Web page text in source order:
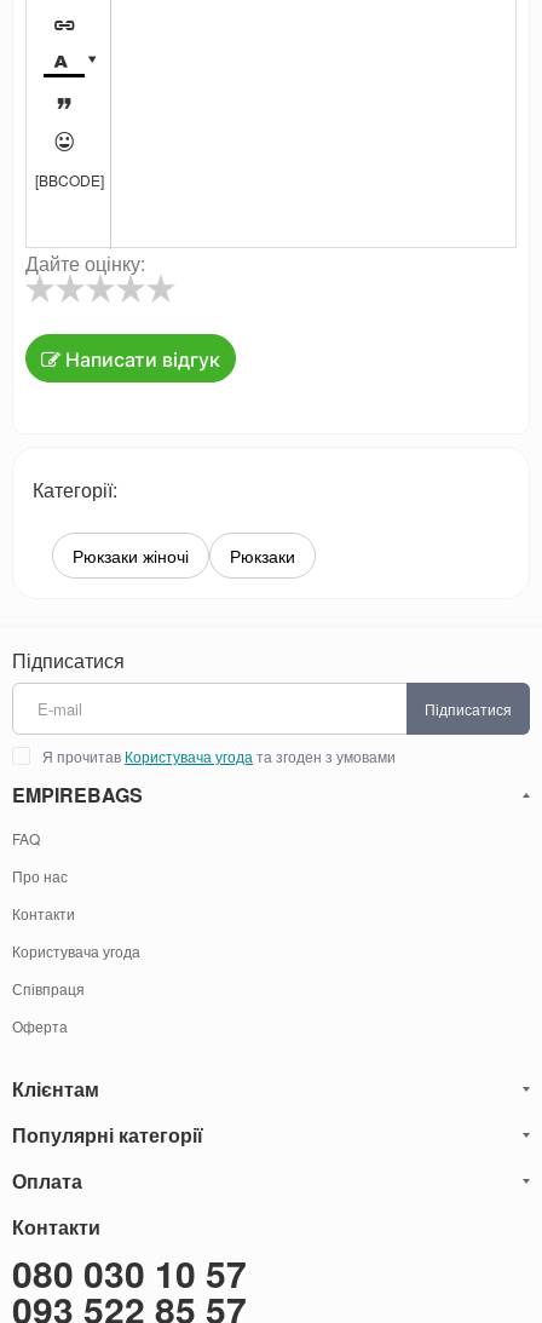





[BBCODE]
Дайте оцінку:
Написати відгук
Категорії:
Рюкзаки жіночі Рюкзаки
Підписатися
Підписатися
Я прочитав Користувача угода та згоден з умовами
EMPIREBAGS
FAQ
Про нас
Контакти
Користувача угода
Співпраця
Оферта
Клієнтам
Блог
Обмін та Повернення
Карта сайту
Популярні категорії
Чоловічі шкіряні сумки
Саквояжі
Чоловічі шкіряні гаманці
Оплата
Оплату товарів можна
здійснити
Готівкою
Оплата при отриманні
Контакти
080 030 10 57
093 522 85 57